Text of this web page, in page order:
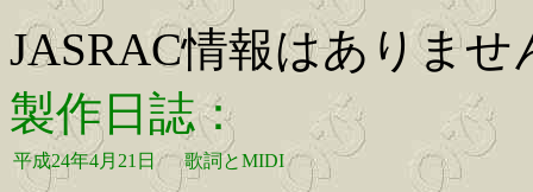
JASRAC情報はありませ
製作日誌：
平成24年4月21日 歌詞とMIDI